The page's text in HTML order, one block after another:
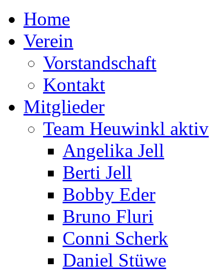
Home
Verein
Vorstandschaft
Kontakt
Mitglieder
Team Heuwinkl aktiv
Angelika Jell
Berti Jell
Bobby Eder
Bruno Fluri
Conni Scherk
Daniel Stüwe